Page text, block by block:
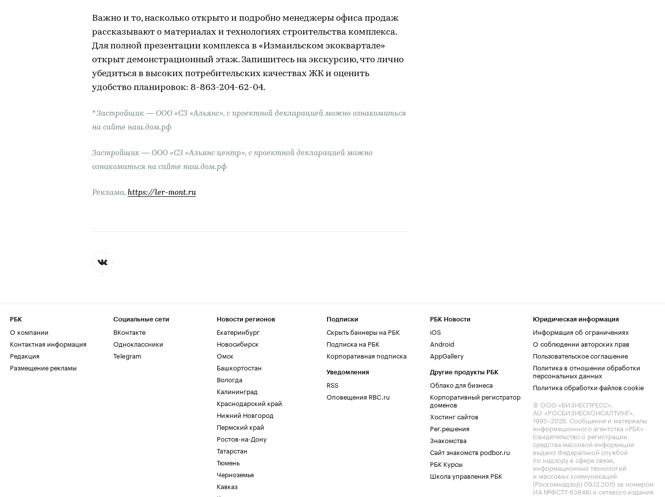
Важно и то, насколько открыто и подробно менеджеры офиса продаж
рассказывают о материалах и технологиях строительства комплекса.
Для полной презентации комплекса в «Измаильском экоквартале»
открыт демонстрационный этаж. Запишитесь на экскурсию, что лично
убедиться в высоких потребительских качествах ЖК и оценить
удобство планировок: 8-863-204-62-04.
* Застройщик — ООО «СЗ «Альянс», с проектной декларацией можно ознакомиться
на сайте наш.дом.рф
Застройщик — ООО «СЗ «Альянс центр», с проектной декларацией можно
ознакомиться на сайте наш.дом.рф
Реклама, https://ler-mont.ru
РБК
О компании
Контактная информация
Редакция
Размещение рекламы
Социальные сети
ВКонтакте
Одноклассники
Telegram
Новости регионов
Екатеринбург
Новосибирск
Омск
Башкортостан
Вологда
Калининград
Краснодарский край
Нижний Новгород
Пермский край
Ростов-на-Дону
Татарстан
Тюмень
Черноземье
Кавказ
Подписки
Скрыть баннеры на РБК
Подписка на РБК
Корпоративная подписка
Уведомления
RSS
Оповещения RBC.ru
РБК Новости
iOS
Android
AppGallery
Другие продукты РБК
Облако для бизнеса
Корпоративный регистратор
доменов
Хостинг сайтов
Рег.решения
Знакомства
Сайт знакомств podbor.ru
РБК Курсы
Школа управления РБК
Юридическая информация
Информация об ограничениях
О соблюдении авторских прав
Пользовательское соглашение
Политика в отношении обработки
персональных данных
Политика обработки файлов cookie
© ООО «БИЗНЕСПРЕСС»,
АО «РОСБИЗНЕСКОНСАЛТИНГ»,
1995–2026. Сообщения и материалы
информационного агентства «РБК»
(свидетельство о регистрации
средства массовой информации
выдано Федеральной службой
по надзору в сфере связи,
информационных технологий
и массовых коммуникаций
(Роскомнадзор) 09.12.2015 за номером
ИА №ФС77-63848) и сетевого издания